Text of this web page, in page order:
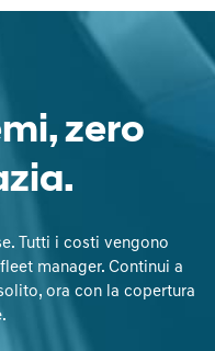
zero
Tutti i costi vengono
manager. Continui a
ora con la copertura